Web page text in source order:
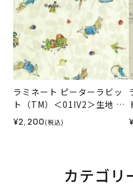
ラミネート ピーターラビッ
ト（TM）＜01IV2＞生地 ホ
ビーラホビーレデザインコ
レクション
¥2,200 (税込)
カテゴリ